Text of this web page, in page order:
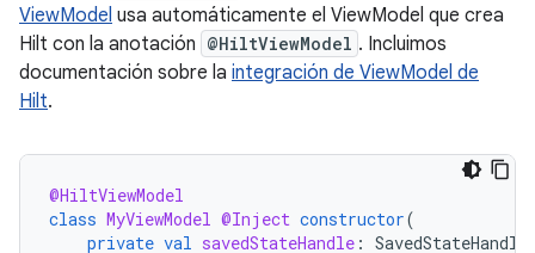
ViewModel usa automáticamente el ViewModel que crea
Hilt con la anotación @HiltViewModel . Incluimos
documentación sobre la integración de ViewModel de
Hilt.
@HiltViewModel
class MyViewModel @Inject constructor(
private val savedStateHandle : SavedStateHandle